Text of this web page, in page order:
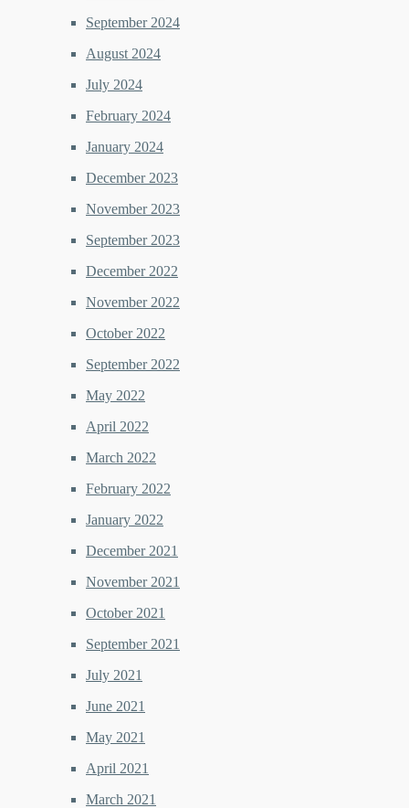
September 2024
August 2024
July 2024
February 2024
January 2024
December 2023
November 2023
September 2023
December 2022
November 2022
October 2022
September 2022
May 2022
April 2022
March 2022
February 2022
January 2022
December 2021
November 2021
October 2021
September 2021
July 2021
June 2021
May 2021
April 2021
March 2021